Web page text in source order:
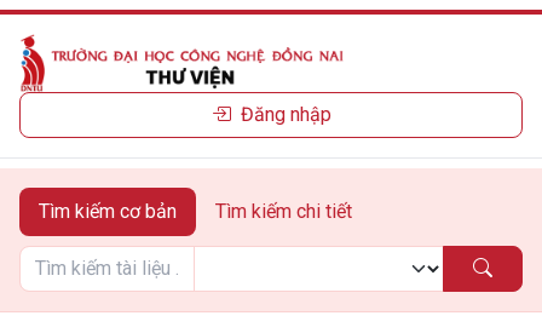
Đăng nhập
Tìm kiếm cơ bản Tìm kiếm chi tiết